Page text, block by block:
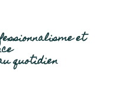
et
quotidien